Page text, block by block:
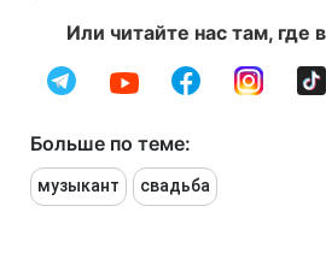
Или читайте нас там, где
Больше по теме:
музыкант свадьба